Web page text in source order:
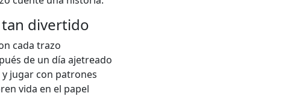
divertido
cada trazo
de un día ajetreado
jugar con patrones
vida en el papel